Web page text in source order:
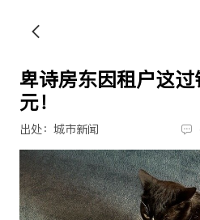
卑诗房东因租户这
元！
出处：城市新闻